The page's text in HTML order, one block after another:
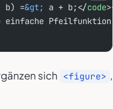
b) =&gt; a + b;</code
einfache
sich <figure> ,